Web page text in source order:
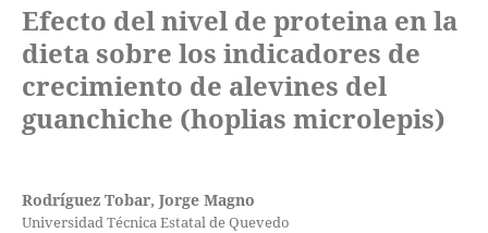
Efecto del nivel de proteina en la
dieta sobre los indicadores de
crecimiento de alevines del
guanchiche (hoplias microlepis)
Rodríguez Tobar, Jorge Magno
Universidad Técnica Estatal de Quevedo